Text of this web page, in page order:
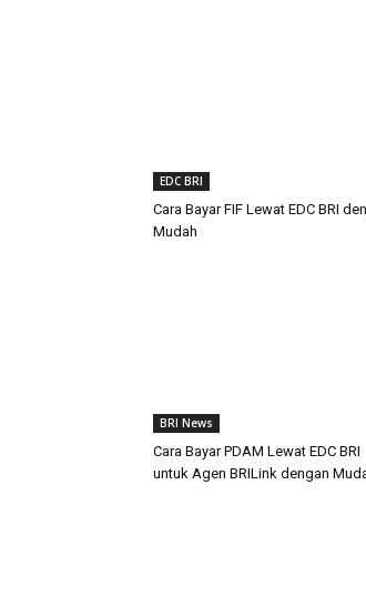
EDC BRI
Cara Bayar FIF Lewat EDC BRI
Mudah
BRI News
Cara Bayar PDAM Lewat EDC BRI
untuk Agen BRILink dengan